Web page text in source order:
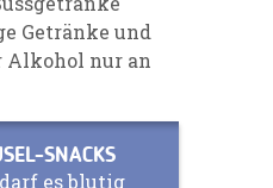
Getränke und
Alkohol nur an
SNACKS
es blutig